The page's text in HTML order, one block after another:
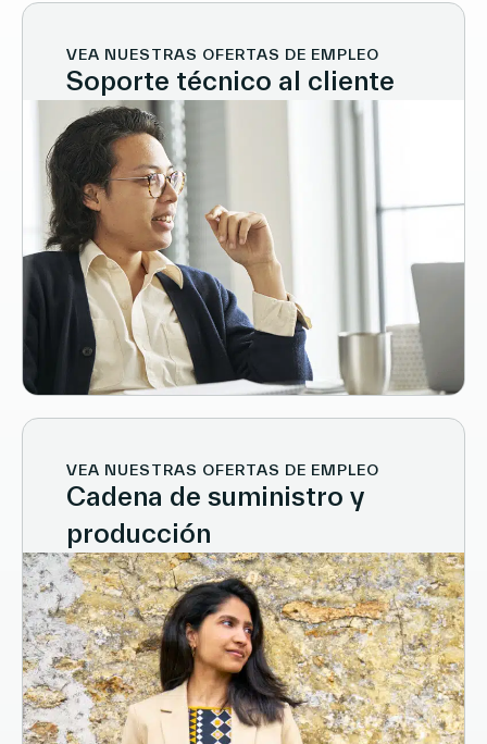
VEA NUESTRAS OFERTAS DE EMPLEO
Soporte técnico al cliente
VEA NUESTRAS OFERTAS DE EMPLEO
Cadena de suministro y
producción